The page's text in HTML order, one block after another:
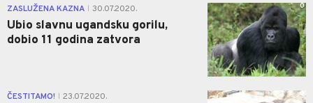
ZASLUŽENA KAZNA 30.07.2020.
Ubio slavnu ugandsku gorilu,
dobio 11 godina zatvora
0
ČESTITAMO! 23.07.2020. 0